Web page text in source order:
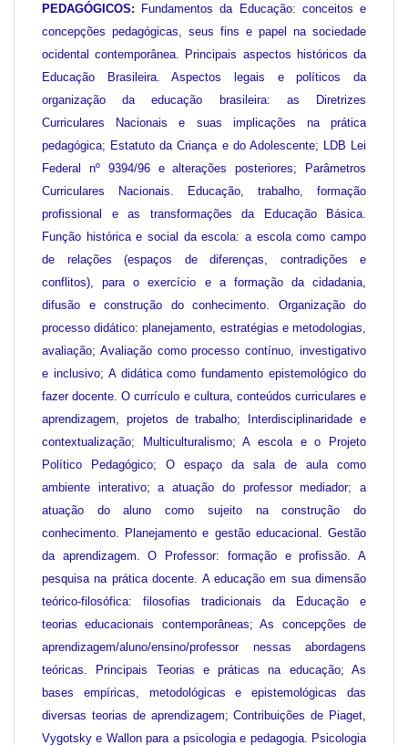
PEDAGÓGICOS:
Fundamentos da Educação: conceitos e
concepções pedagógicas, seus fins e papel na sociedade
ocidental contemporânea. Principais aspectos históricos da
Educação Brasileira. Aspectos legais e políticos da
organização da educação brasileira: as Diretrizes
Curriculares Nacionais e suas implicações na prática
pedagógica; Estatuto da Criança e do Adolescente; LDB Lei
Federal nº 9394/96 e alterações posteriores; Parâmetros
Curriculares Nacionais. Educação, trabalho, formação
profissional e as transformações da Educação Básica.
Função histórica e social da escola: a escola como campo
de relações (espaços de diferenças, contradições e
conflitos), para o exercício e a formação da cidadania,
difusão e construção do conhecimento. Organização do
processo didático: planejamento, estratégias e metodologias,
avaliação; Avaliação como processo contínuo, investigativo
e inclusivo; A didática como fundamento epistemológico do
fazer docente. O currículo e cultura, conteúdos curriculares e
aprendizagem, projetos de trabalho; Interdisciplinaridade e
contextualização; Multiculturalismo; A escola e o Projeto
Político Pedagógico; O espaço da sala de aula como
ambiente interativo; a atuação do professor mediador; a
atuação do aluno como sujeito na construção do
conhecimento. Planejamento e gestão educacional. Gestão
da aprendizagem. O Professor: formação e profissão. A
pesquisa na prática docente. A educação em sua dimensão
teórico-filosófica: filosofias tradicionais da Educação e
teorias educacionais contemporâneas; As concepções de
aprendizagem/aluno/ensino/professor nessas abordagens
teóricas. Principais Teorias e práticas na educação; As
bases empíricas, metodológicas e epistemológicas das
diversas teorias de aprendizagem; Contribuições de Piaget,
Vygotsky e Wallon para a psicologia e pedagogia. Psicologia